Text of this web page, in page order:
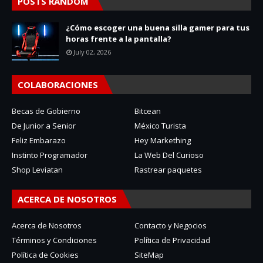
¿Cómo escoger una buena silla gamer para tus
horas frente a la pantalla?
July 02, 2026
COLABORACIONES
Becas de Gobierno
Bitcean
De Junior a Senior
México Turista
Feliz Embarazo
Hey Markething
Instinto Programador
La Web Del Curioso
Shop Leviatan
Rastrear paquetes
ACERCA DE NOSOTROS
Acerca de Nosotros
Contacto y Negocios
Términos y Condiciones
Política de Privacidad
Política de Cookies
SiteMap